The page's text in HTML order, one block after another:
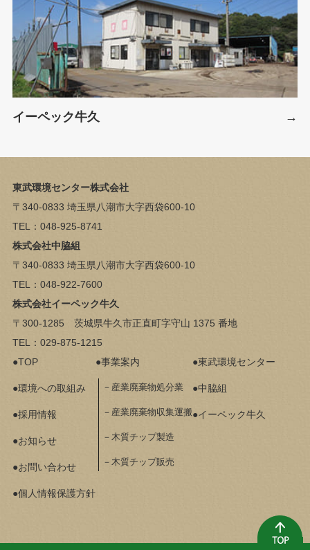
イーペック牛久
東武環境センター株式会社
〒340-0833 埼玉県八潮市大字西袋600-10
TEL：048-925-8741
株式会社中脇組
〒340-0833 埼玉県八潮市大字西袋600-10
TEL：048-922-7600
株式会社イーペック牛久
〒300-1285 茨城県牛久市正直町字守山 1375 番地
TEL：029-875-1215
TOP
環境への取組み
採用情報
お知らせ
お問い合わせ
個人情報保護方針
事業案内
産業廃棄物処分業
産業廃棄物収集運搬
木質チップ製造
木質チップ販売
東武環境センター
中脇組
イーペック牛久